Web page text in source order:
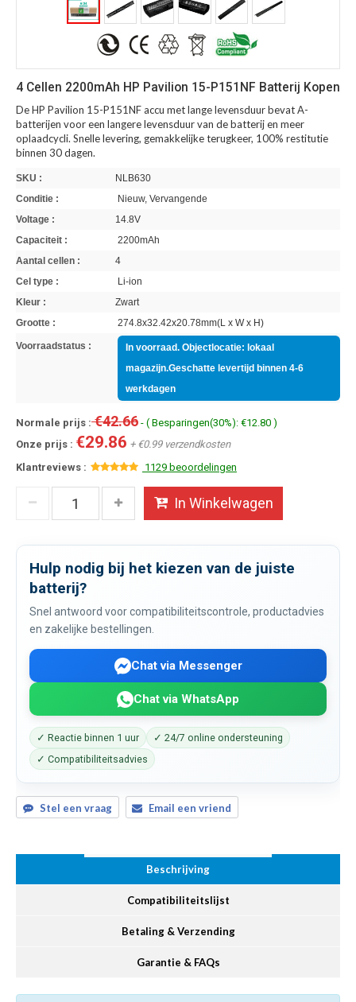
4 Cellen 2200mAh HP Pavilion 15-P151NF Batterij Kopen
De HP Pavilion 15-P151NF accu met lange levensduur bevat A-
batterijen voor een langere levensduur van de batterij en meer
oplaadcycli. Snelle levering, gemakkelijke terugkeer, 100% restitutie
binnen 30 dagen.
SKU :
NLB630
Conditie :
Nieuw, Vervangende
Voltage :
14.8V
Capaciteit :
2200mAh
Aantal cellen :
4
Cel type :
Li-ion
Kleur :
Zwart
Grootte :
274.8x32.42x20.78mm(L x W x H)
Voorraadstatus :
In voorraad. Objectlocatie: lokaal
magazijn.Geschatte levertijd binnen 4-6
werkdagen
Normale prijs :€42.66 - ( Besparingen(30%): €12.80 )
Onze prijs : €29.86 + €0.99 verzendkosten
Klantreviews :
1129 beoordelingen
In Winkelwagen
Hulp nodig bij het kiezen van de juiste
batterij?
Snel antwoord voor compatibiliteitscontrole, productadvies
en zakelijke bestellingen.
Chat via Messenger
Chat via WhatsApp
✓ Reactie binnen 1 uur
✓ 24/7 online ondersteuning
✓ Compatibiliteitsadvies
Stel een vraag Email een vriend
Beschrijving
Compatibiliteitslijst
Betaling & Verzending
Garantie & FAQs